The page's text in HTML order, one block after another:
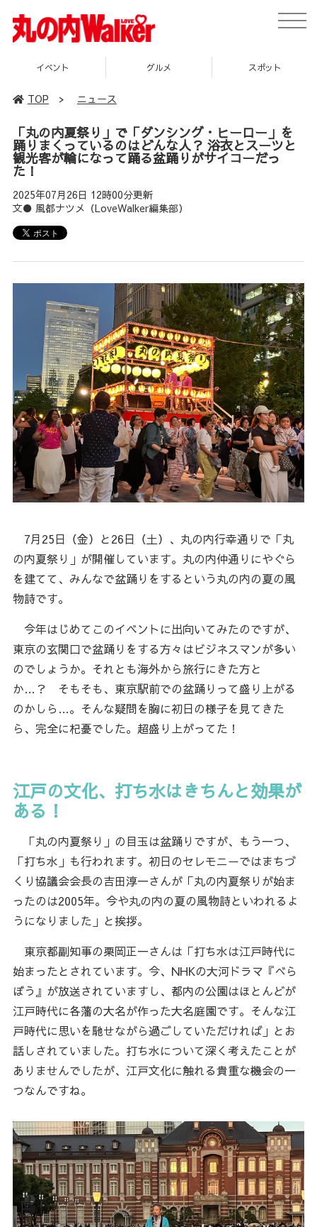
toggle
イベント グルメ スポット
TOP > ニュース
「丸の内夏祭り」で「ダンシング・ヒーロー」を
踊りまくっているのはどんな人？ 浴衣とスーツと
観光客が輪になって踊る盆踊りがサイコーだっ
た！
2025年07月26日 12時00分更新
文● 風都ナツメ（LoveWalker編集部）
7月25日（金）と26日（土）、丸の内行幸通りで「丸
の内夏祭り」が開催しています。丸の内仲通りにやぐら
を建てて、みんなで盆踊りをするという丸の内の夏の風
物詩です。
今年はじめてこのイベントに出向いてみたのですが、
東京の玄関口で盆踊りをする方々はビジネスマンが多い
のでしょうか。それとも海外から旅行にきた方と
か…？ そもそも、東京駅前での盆踊りって盛り上がる
のかしら…。そんな疑問を胸に初日の様子を見てきた
ら、完全に杞憂でした。超盛り上がってた！
江戸の文化、打ち水はきちんと効果が
ある！
「丸の内夏祭り」の目玉は盆踊りですが、もう一つ、
「打ち水」も行われます。初日のセレモニーではまちづ
くり協議会会長の吉田淳一さんが「丸の内夏祭りが始ま
ったのは2005年。今や丸の内の夏の風物詩といわれるよ
うになりました」と挨拶。
東京都副知事の栗岡正一さんは「打ち水は江戸時代に
始まったとされています。今、NHKの大河ドラマ『べら
ぼう』が放送されていますし、都内の公園はほとんどが
江戸時代に各藩の大名が作った大名庭園です。そんな江
戸時代に思いを馳せながら過ごしていただければ」とお
話しされていました。打ち水について深く考えたことが
ありませんでしたが、江戸文化に触れる貴重な機会の一
つなんですね。